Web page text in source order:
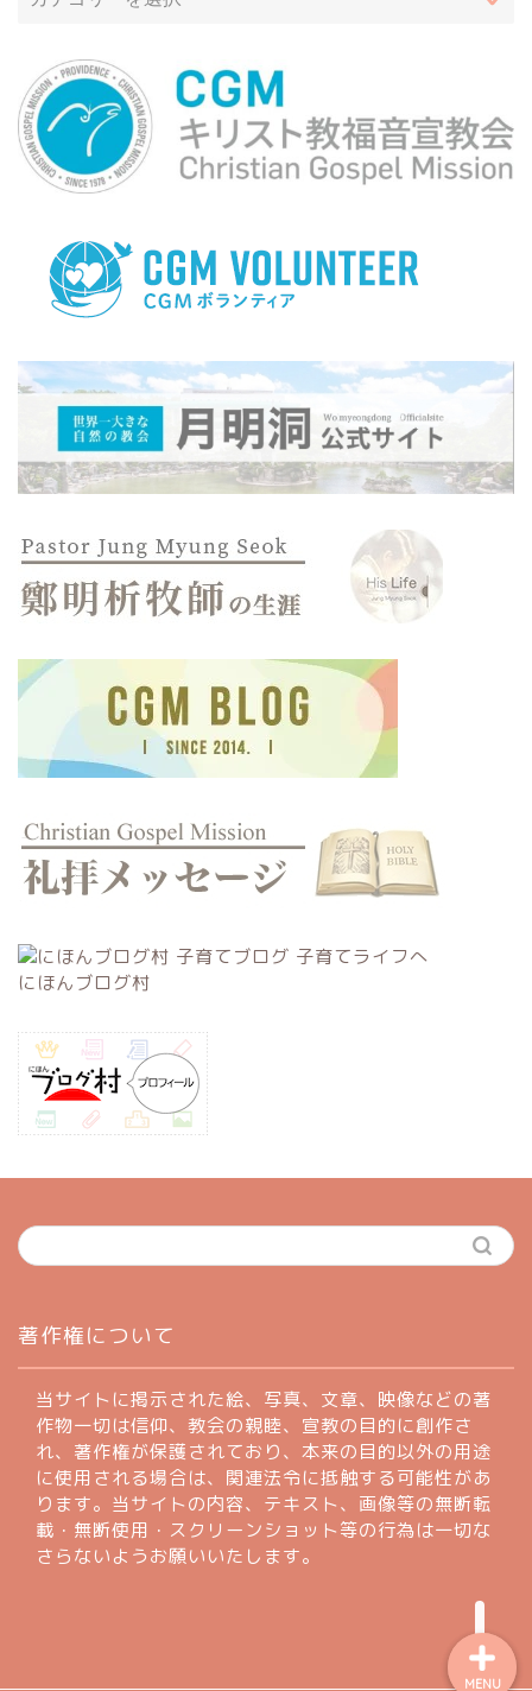
にほんブログ村
著作権について
当サイトに掲示された絵、写真、文章、映像などの著
作物一切は信仰、教会の親睦、宣教の目的に創作さ
れ、著作権が保護されており、本来の目的以外の用途
に使用される場合は、関連法令に抵触する可能性があ
ります。当サイトの内容、テキスト、画像等の無断転
載・無断使用・スクリーンショット等の行為は一切な
さらないようお願いいたします。
MENU
profile
著作権について
お問い合わせフォーム